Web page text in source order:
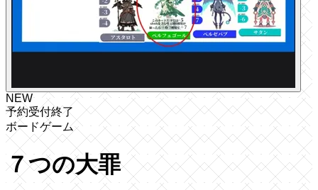
NEW
予約受付終了
ボードゲーム
７つの大罪